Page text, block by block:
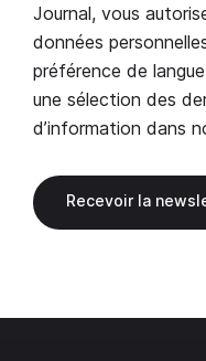
Journal, vous
données
préférence de
une sélection des
d’information dans